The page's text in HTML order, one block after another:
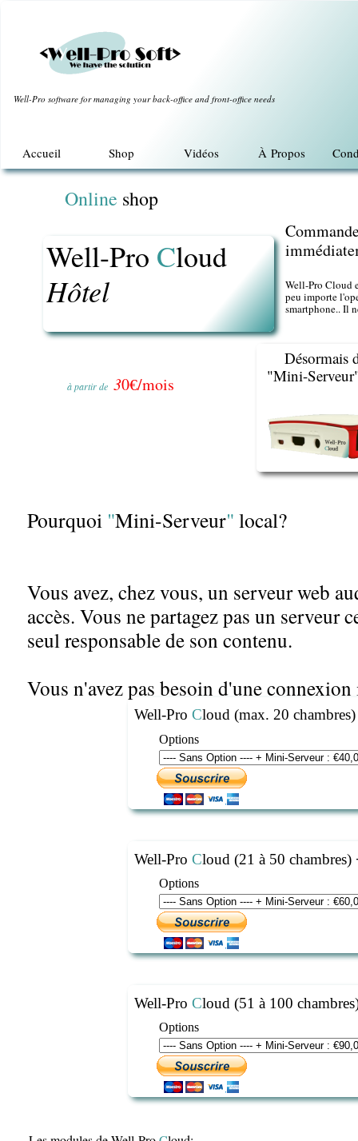
Vidéos À Propos
Shop
Accueil
Well-Pro Cloud (51 à 100
Well-Pro Cloud (21 à 50 chambres)
Well-Pro Cloud (max. 20
Options
Options
Options
à partir de 30€/mois
Online shop
Well-Pro Cloud
peu importe
smartphone.. Il
Well-Pro Cloud
Hôtel
Pourquoi "Mini-Serveur" local?
Vous avez, chez vous, un serveur web
accès. Vous ne partagez pas un serveur
seul responsable de son contenu.
Vous n'avez pas besoin d'une
car vos données et Well-Pro Cloud
Le seul accès obligatoire est pour notre
Pour seulement 10 €/mois vous recevez
Désormais
"Mini-
Well-Pro software for managing your back-office and front-office needs